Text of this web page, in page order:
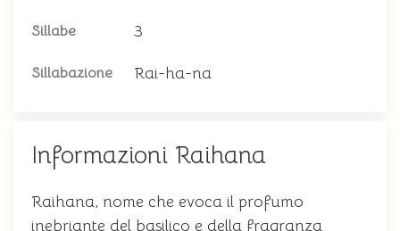
Sillabe 3
Sillabazione Rai-ha-na
Informazioni Raihana
Raihana, nome che evoca il profumo
inebriante del basilico e della fragranza